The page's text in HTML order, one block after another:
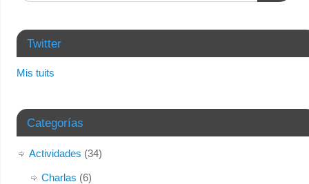
nueva)
Twitter
Mis tuits
Categorías
Actividades (34)
Charlas (6)